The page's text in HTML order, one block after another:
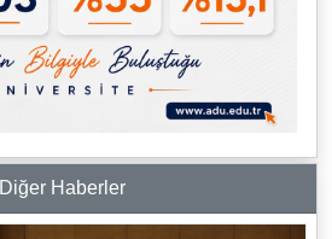
Diğer Haberler